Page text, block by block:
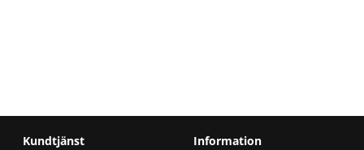
Kundtjänst
Information